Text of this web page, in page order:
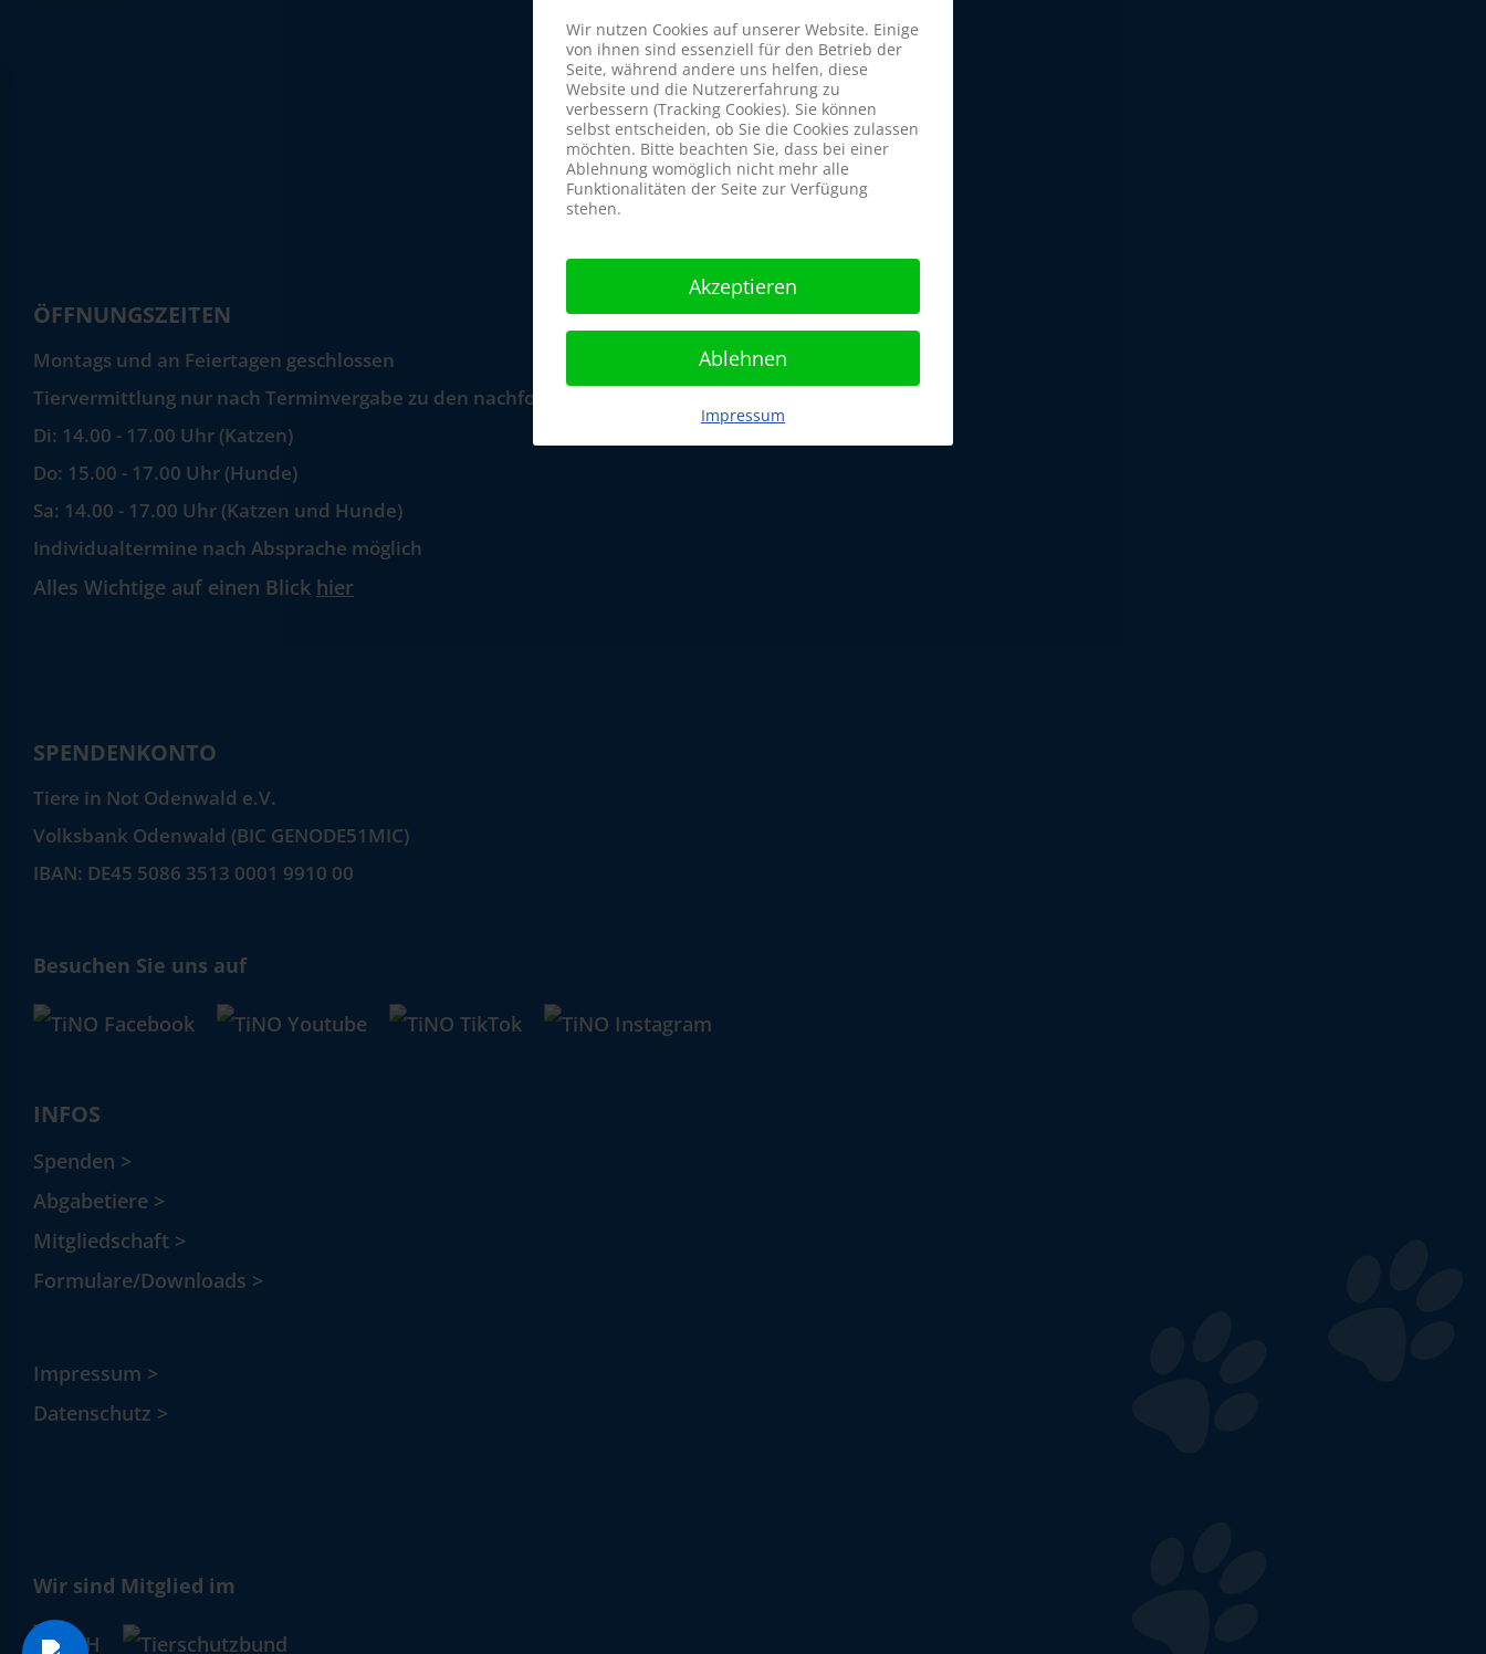
ÖFFNUNGSZEITEN
Montags und an Feiertagen geschlossen
Tiervermittlung nur nach Terminvergabe zu den nachfolgenden Zeiten:
Di: 14.00 - 17.00 Uhr (Katzen)
Do: 15.00 - 17.00 Uhr (Hunde)
Sa: 14.00 - 17.00 Uhr (Katzen und Hunde)
Individualtermine nach Absprache möglich
Alles Wichtige auf einen Blick hier
SPENDENKONTO
Tiere in Not Odenwald e.V.
Volksbank Odenwald (BIC GENODE51MIC)
IBAN: DE45 5086 3513 0001 9910 00
Besuchen Sie uns auf
INFOS
Spenden >
Abgabetiere >
Mitgliedschaft >
Formulare/Downloads >
Impressum >
Datenschutz >
Wir sind Mitglied im
Wir nutzen Cookies auf unserer Website. Einige
von ihnen sind essenziell für den Betrieb der
Seite, während andere uns helfen, diese
Website und die Nutzererfahrung zu
verbessern (Tracking Cookies). Sie können
selbst entscheiden, ob Sie die Cookies zulassen
möchten. Bitte beachten Sie, dass bei einer
Ablehnung womöglich nicht mehr alle
Funktionalitäten der Seite zur Verfügung
stehen.
Akzeptieren
Ablehnen
Impressum